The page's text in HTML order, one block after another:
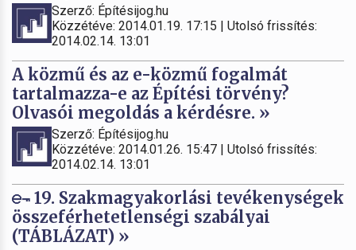
Szerző: Építésijog.hu
Közzétéve: 2014.01.19. 17:15 | Utolsó frissítés:
2014.02.14. 13:01
A közmű és az e-közmű fogalmát
tartalmazza-e az Építési törvény?
Olvasói megoldás a kérdésre. »
Szerző: Építésijog.hu
Közzétéve: 2014.01.26. 15:47 | Utolsó frissítés:
2014.02.14. 13:01
19. Szakmagyakorlási tevékenységek
összeférhetetlenségi szabályai
(TÁBLÁZAT) »